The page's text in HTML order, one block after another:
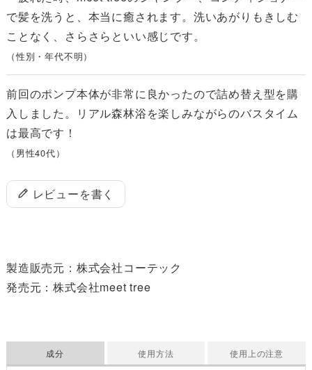
で髪を洗うと、本当に癒されます。洗いあがりもきしむ
ことなく、さらさらといい感じです。
（性別・年代不明）
前回のポンプ本体が非常に良かったので詰め替え型を購
入しました。リアル森林浴を楽しみながらのバスタイム
は最高です！
（男性40代）
レビューを書く
製造販売元：株式会社コーテック
発売元：株式会社meet tree
成分 使用方法 使用上の注意